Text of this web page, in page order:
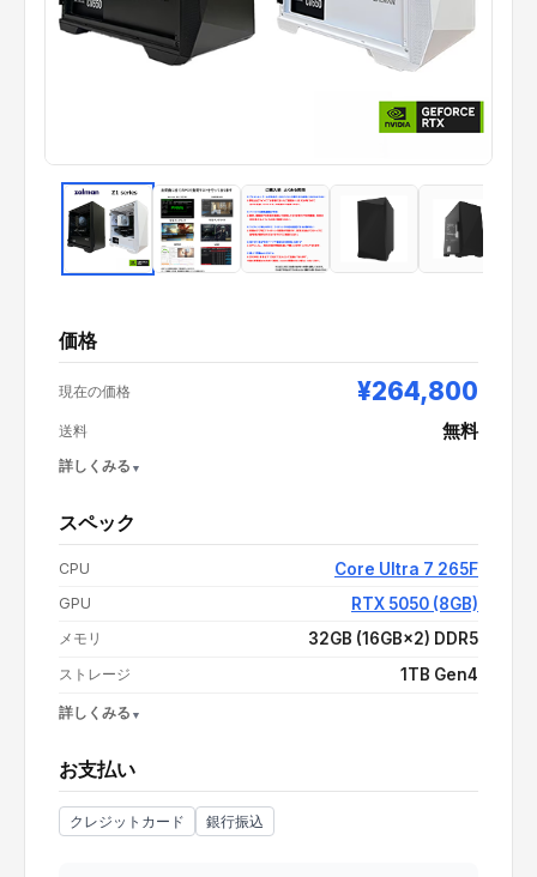
価格
現在の価格 ¥264,800
送料 無料
詳しくみる
支払い額（値引き・送料込み） ¥264,800
スペック
CPU Core Ultra 7 265F
GPU RTX 5050 (8GB)
メモリ 32GB (16GB×2) DDR5
ストレージ 1TB Gen4
詳しくみる
電源
CPUクーラー
お支払い
クレジットカード 銀行振込